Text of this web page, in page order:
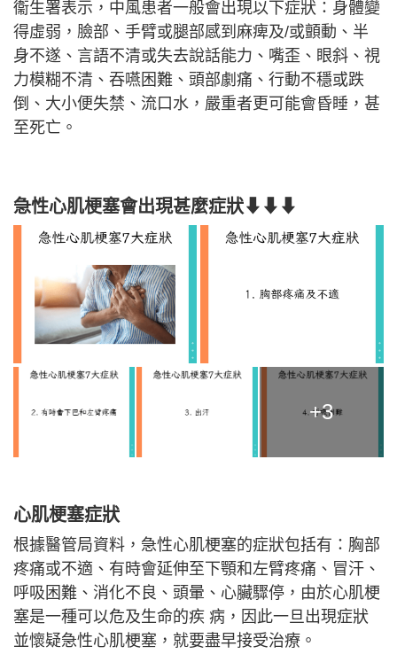
衞生署表示，中風患者一般會出現以下症狀：身體變
得虛弱，臉部、手臂或腿部感到麻痺及/或顫動、半
身不遂、言語不清或失去說話能力、嘴歪、眼斜、視
力模糊不清、吞嚥困難、頭部劇痛、行動不穩或跌
倒、大小便失禁、流口水，嚴重者更可能會昏睡，甚
至死亡。
急性心肌梗塞會出現甚麼症狀⬇⬇⬇
+3
心肌梗塞症狀
根據醫管局資料，急性心肌梗塞的症狀包括有：胸部
疼痛或不適、有時會延伸至下顎和左臂疼痛、冒汗、
呼吸困難、消化不良、頭暈、心臟驟停，由於心肌梗
塞是一種可以危及生命的疾 病，因此一旦出現症狀
並懷疑急性心肌梗塞，就要盡早接受治療。